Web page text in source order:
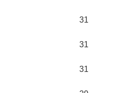
31
31
31